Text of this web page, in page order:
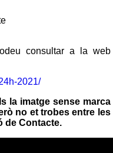
consultar a la web
2021/
la imatge sense marca
no et trobes entre les
de Contacte.